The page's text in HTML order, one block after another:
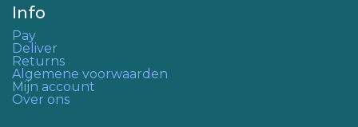
Info
Pay
Deliver
Returns
Algemene voorwaarden
Mijn account
Over ons